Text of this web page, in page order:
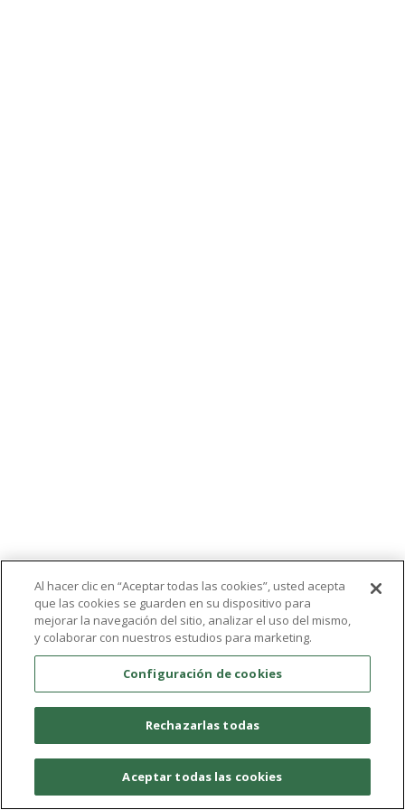
Al hacer clic en “Aceptar todas las cookies”, usted acepta
que las cookies se guarden en su dispositivo para
mejorar la navegación del sitio, analizar el uso del mismo,
y colaborar con nuestros estudios para marketing.
Configuración de cookies
Rechazarlas todas
Aceptar todas las cookies